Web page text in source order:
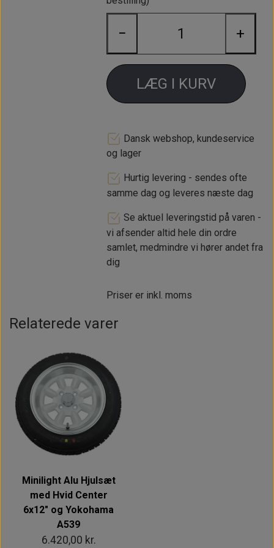
justering frem og tilbage i
hjulkassen.
med sort center, blank kant & blank
centerkapsel. Indpresningsmålet er
ET -7mm med Yokohama A539 165 /
60 12" dæk monteret og
Krom hjulbolte og centerkapsler
medfølger.
Bredde 6"
Krydsmål 4x101,6mm
ET -7mm
− +
LÆG I KURV
Dansk webshop, kundeservice
og lager
Hurtig levering - sendes ofte
samme dag og leveres næste dag
Se aktuel leveringstid på varen -
vi afsender altid hele din ordre
samlet, medmindre vi hører andet fra
dig
Priser er inkl. moms
Relaterede varer
Minilight Alu Hjulsæt
med Hvid Center
6x12" og Yokohama
A539
6.420,00 kr.